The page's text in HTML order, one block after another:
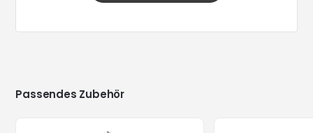
bestimmen + Punktfunktion
Passendes Zubehör